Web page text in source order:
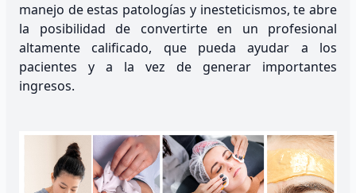
manejo de estas patologías y inesteticismos, te abre
la posibilidad de convertirte en un profesional
altamente calificado, que pueda ayudar a los
pacientes y a la vez de generar importantes
ingresos.